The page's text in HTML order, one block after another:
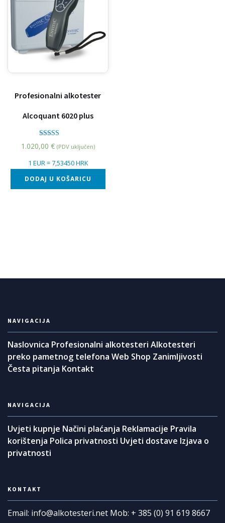
Profesionalni alkotester
Alcoquant 6020 plus
Ocjenjeno
5.00
1.020,00 € (PDV uključen)
1 EUR = 7,53450 HRK
DODAJ U KOŠARICU
NAVIGACIJA
Naslovnica Profesionalni alkotesteri Alkotesteri
preko pametnog telefona Web Shop Zanimljivosti
Česta pitanja Kontakt
NAVIGACIJA
Uvjeti kupnje Načini plaćanja Reklamacije Pravila
korištenja Polica privatnosti Uvjeti dostave Izjava o
privatnosti
KONTAKT
Email: info@alkotesteri.net Mob: + 385 (0) 91 619 8667